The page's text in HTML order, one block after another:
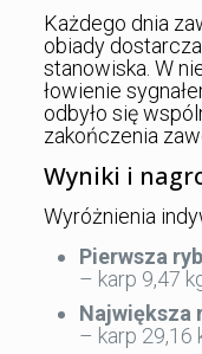
Każdego dnia
obiady
stanowiska. W
łowienie
odbyło się
zakończenia
Wyniki i
Wyróżnienia
Pierwsza
– karp 9,47
Największa
– karp 29,16